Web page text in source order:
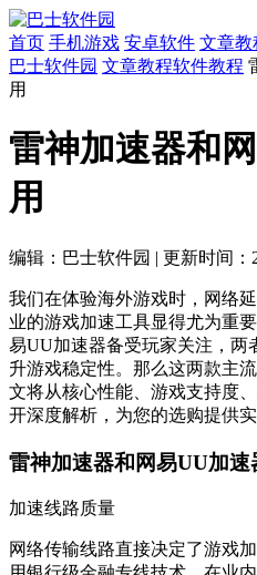
首页 手机游戏 安卓软件 文章教
巴士软件园 文章教程软件教程
用
雷神加速器和
用
编辑：巴士软件园 | 更新时间：
我们在体验海外游戏时，网络
业的游戏加速工具显得尤为重
易UU加速器备受玩家关注，两
升游戏稳定性。那么这两款主
文将从核心性能、游戏支持度
开深度解析，为您的选购提供实
雷神加速器和网易UU加速
加速线路质量
网络传输线路直接决定了游戏